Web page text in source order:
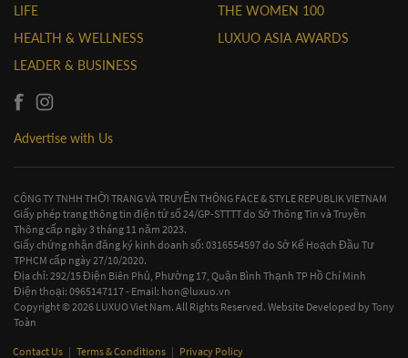
LIFE
HEALTH & WELLNESS
LEADER & BUSINESS
THE WOMEN 100
LUXUO ASIA AWARDS
Advertise with Us
CÔNG TY TNHH THỜI TRANG VÀ TRUYỀN THÔNG FACE & STYLE REPUBLIK VIETNAM
Giấy phép trang thông tin điện tử số 24/GP-STTTT do Sở Thông Tin và Truyền
Thông cấp ngày 3 tháng 11 năm 2023.
Giấy chứng nhận đăng ký kinh doanh số: 0316554597 do Sở Kế Hoạch Đầu Tư
TPHCM cấp ngày 27/10/2020.
Địa chỉ: 292/15 Điện Biên Phủ, Phường 17, Quận Bình Thạnh TP Hồ Chí Minh
Điện thoại: 0965147117 - Email: hon@luxuo.vn
Copyright © 2026 LUXUO Viet Nam. All Rights Reserved. Website Developed byTony
Toàn
Contact Us | Terms & Conditions | Privacy Policy